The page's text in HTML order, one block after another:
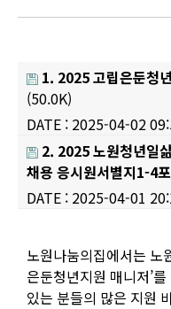
1. 2025 고립은둔청
(50.0K)
DATE : 2025-04-02
2. 2025 노원청년일
채용 응시원서별지1-4
DATE : 2025-04-01
Content
노원나눔의집에서는 노
은둔청년지원 매니저’
있는 분들의 많은 지원